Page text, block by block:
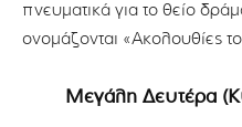
πνευματικά για το θείο
ονομάζονται «Ακολουθίες
Μεγάλη Δευτέρα